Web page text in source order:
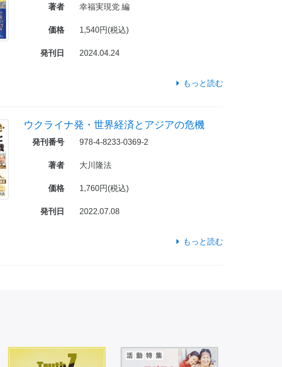
著者 幸福実現党 編
価格 1,540円(税込)
発刊日 2024.04.24
もっと読む
ウクライナ発・世界経済とアジアの危機
発刊番号 978-4-8233-0369-2
著者 大川隆法
価格 1,760円(税込)
発刊日 2022.07.08
もっと読む